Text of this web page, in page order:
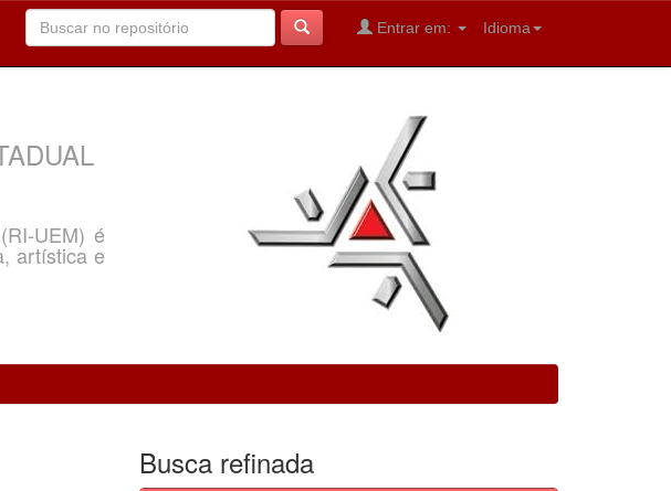
Idioma
Entrar em:
UEM) é
artística e
Busca refinada